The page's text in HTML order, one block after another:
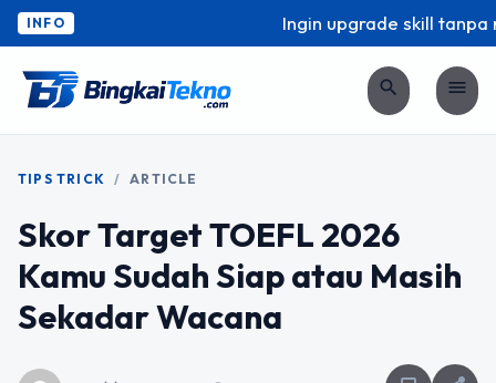
INFO Ingin upgrade skill tanpa
search menu
TIPS TRICK / ARTICLE
Skor Target TOEFL 2026
Kamu Sudah Siap atau Masih
Sekadar Wacana